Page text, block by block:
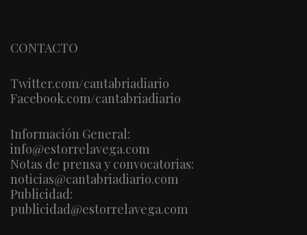
CONTACTO
Twitter.com/cantabriadiario
Facebook.com/cantabriadiario
Información General:
info@estorrelavega.com
Notas de prensa y convocatorias:
noticias@cantabriadiario.com
Publicidad:
publicidad@estorrelavega.com